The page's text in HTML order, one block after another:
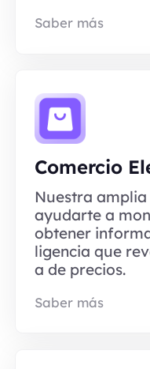
Saber más
Comercio
Nuestra
ayudarte a
obtener
ligencia que
a de precios.
Saber más